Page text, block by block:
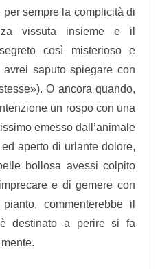
sempre la complicità di
vissuta insieme e il
così misterioso e
saputo spiegare con
O ancora quando,
un rospo con una
emesso dall’animale
aperto di urlante dolore,
bollosa avessi colpito
e di gemere con
commenterebbe il
destinato a perire si fa